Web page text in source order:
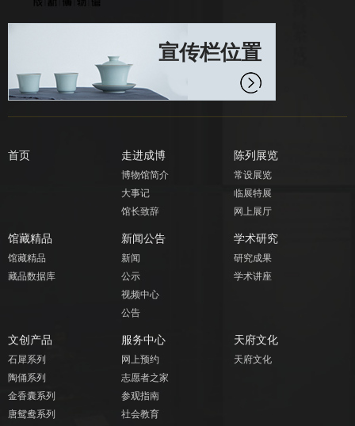
宣传栏位置
首页 走进成博
博物馆简介
大事记
馆长致辞
陈列展览
常设展览
临展特展
网上展厅
馆藏精品
馆藏精品
藏品数据库
新闻公告
新闻
公示
视频中心
公告
学术研究
研究成果
学术讲座
文创产品
石犀系列
陶俑系列
金香囊系列
唐鸳鸯系列
服务中心
网上预约
志愿者之家
参观指南
社会教育
天府文化
天府文化